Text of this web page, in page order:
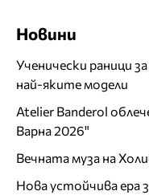
Новини
Ученически раници
най-яките модели
Atelier Banderol
Варна 2026"
Вечната муза на
Нова устойчива ера